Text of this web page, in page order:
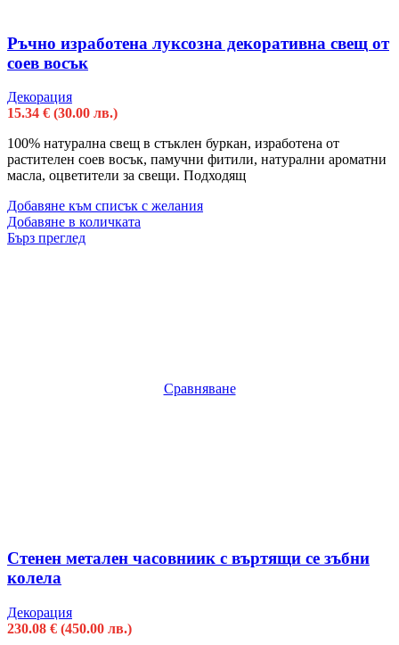
Ръчно изработена луксозна декоративна свещ от
соев восък
Декорация
15.34 € (30.00 лв.)
100% натурална свещ в стъклен буркан, изработена от
растителен соев восък, памучни фитили, натурални ароматни
масла, оцветители за свещи. Подходящ
Добавяне към списък с желания
Добавяне в количката
Бърз преглед
Сравняване
Стенен метален часовниик с въртящи се зъбни
колела
Декорация
230.08 € (450.00 лв.)